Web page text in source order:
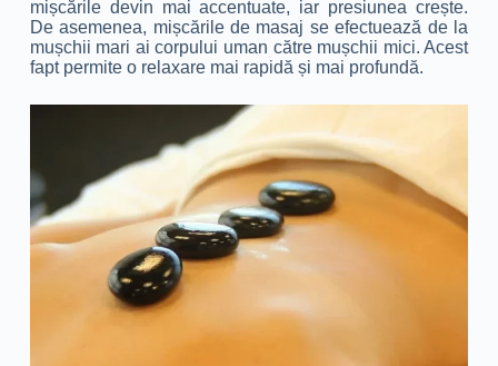
mișcările devin mai accentuate, iar presiunea crește.
De asemenea, mișcările de masaj se efectuează de la
mușchii mari ai corpului uman către mușchii mici. Acest
fapt permite o relaxare mai rapidă și mai profundă.